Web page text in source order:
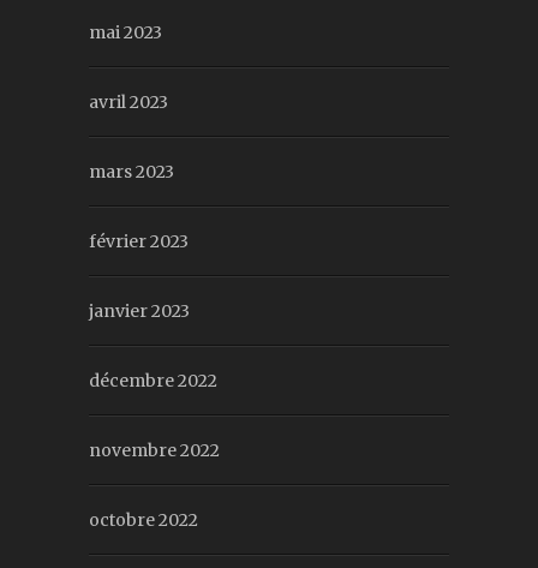
mai 2023
avril 2023
mars 2023
février 2023
janvier 2023
décembre 2022
novembre 2022
octobre 2022